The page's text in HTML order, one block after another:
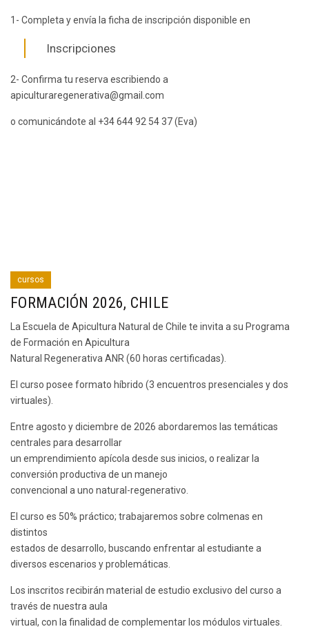
1- Completa y envía la ficha de inscripción disponible en
Inscripciones
2- Confirma tu reserva escribiendo a
apiculturaregenerativa@gmail.com
o comunicándote al +34 644 92 54 37 (Eva)
cursos
FORMACIÓN 2026, CHILE
La Escuela de Apicultura Natural de Chile te invita a su Programa
de Formación en Apicultura
Natural Regenerativa ANR (60 horas certificadas).
El curso posee formato híbrido (3 encuentros presenciales y dos
virtuales).
Entre agosto y diciembre de 2026 abordaremos las temáticas
centrales para desarrollar
un emprendimiento apícola desde sus inicios, o realizar la
conversión productiva de un manejo
convencional a uno natural-regenerativo.
El curso es 50% práctico; trabajaremos sobre colmenas en
distintos
estados de desarrollo, buscando enfrentar al estudiante a
diversos escenarios y problemáticas.
Los inscritos recibirán material de estudio exclusivo del curso a
través de nuestra aula
virtual, con la finalidad de complementar los módulos virtuales.